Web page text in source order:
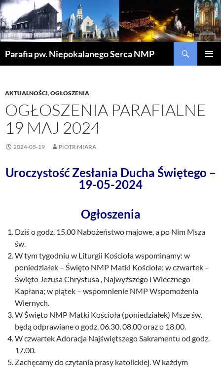
Parafia pw. Niepokalanego Serca NMP
AKTUALNOŚCI,OGŁOSZENIA
OGŁOSZENIA PARAFIALNE
19 MAJ 2024
2024-05-19 PIOTR MIARA
Uroczystość Zesłania Ducha Świętego –
19-05-2024
Ogłoszenia
Dziś o godz. 15.00 Nabożeństwo majowe, a po Nim Msza
św.
W tym tygodniu w Liturgii Kościoła wspominamy: w
poniedziałek – Święto NMP Matki Kościoła; w czwartek –
Święto Jezusa Chrystusa , Najwyższego i Wiecznego
Kapłana; w piątek – wspomnienie NMP Wspomożenia
Wiernych.
W Święto NMP Matki Kościoła (poniedziałek) Msze św.
będą odprawiane o godz. 06.30, 08.00 oraz o 18.00.
W czwartek Adoracja Najświętszego Sakramentu od godz.
17.00.
Zachęcamy do czytania prasy katolickiej. W każdym